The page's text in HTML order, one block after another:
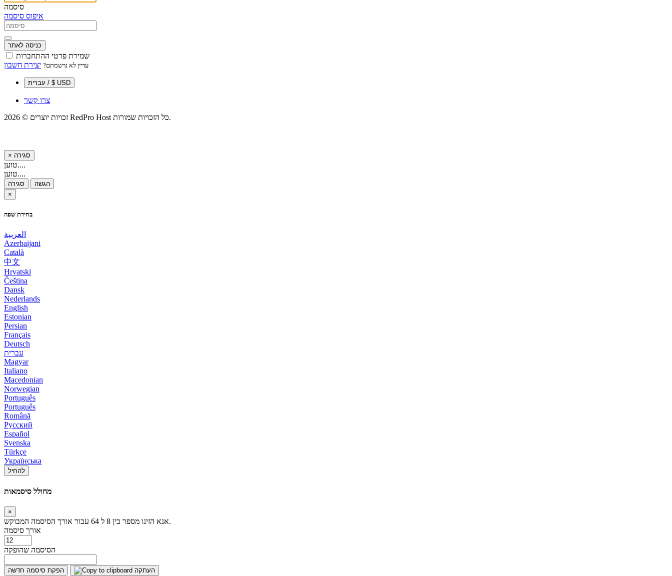
סיסמה
איפוס סיסמה
כניסה לאתר
שמירת פרטי ההתחברות
עדיין לא נרשמתם? יצירת חשבון
עברית / $ USD
צרו קשר
זכויות יוצרים © 2026 RedPro Host כל הזכויות שמורות.
× סגירה
טוען....
טוען....
סגירה
הגשה
×
בחירת שפה
العربية
Azerbaijani
Català
中文
Hrvatski
Čeština
Dansk
Nederlands
English
Estonian
Persian
Français
Deutsch
עברית
Magyar
Italiano
Macedonian
Norwegian
Português
Português
Română
Русский
Español
Svenska
Türkçe
Українська
להחיל
מחולל סיסמאות
×
אנא הזינו מספר בין 8 ל 64 עבור אורך הסיסמה המבוקש.
אורך סיסמה
הסיסמה שהופקה
הפקת סיסמה חדשה העתקה